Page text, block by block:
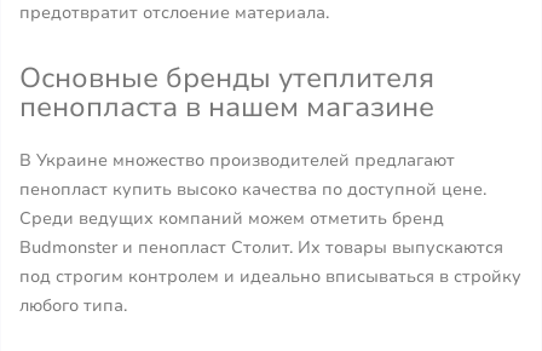
предотвратит отслоение материала.
Основные бренды утеплителя
пенопласта в нашем магазине
В Украине множество производителей предлагают
пенопласт купить высоко качества по доступной цене.
Среди ведущих компаний можем отметить бренд
Budmonster и пенопласт Столит. Их товары выпускаются
под строгим контролем и идеально вписываться в стройку
любого типа.